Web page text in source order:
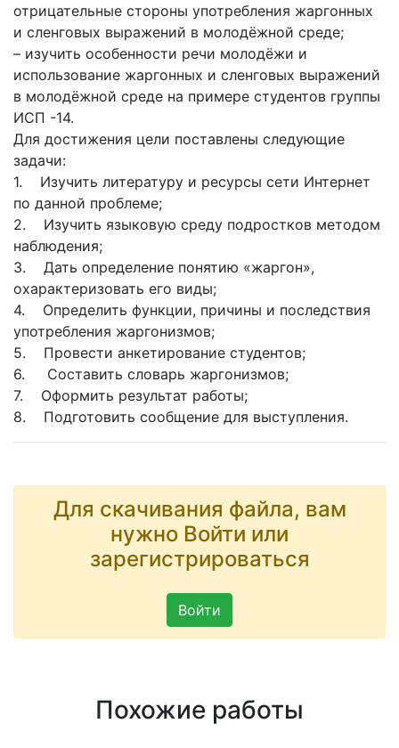
отрицательные стороны употребления жаргонных
и сленговых выражений в молодёжной среде;
– изучить особенности речи молодёжи и
использование жаргонных и сленговых выражений
в молодёжной среде на примере студентов группы
ИСП -14.
Для достижения цели поставлены следующие
задачи:
1. Изучить литературу и ресурсы сети Интернет
по данной проблеме;
2. Изучить языковую среду подростков методом
наблюдения;
3. Дать определение понятию «жаргон»,
охарактеризовать его виды;
4. Определить функции, причины и последствия
употребления жаргонизмов;
5. Провести анкетирование студентов;
6. Составить словарь жаргонизмов;
7. Оформить результат работы;
8. Подготовить сообщение для выступления.
Для скачивания файла, вам
нужно Войти или
зарегистрироваться
Войти
Похожие работы